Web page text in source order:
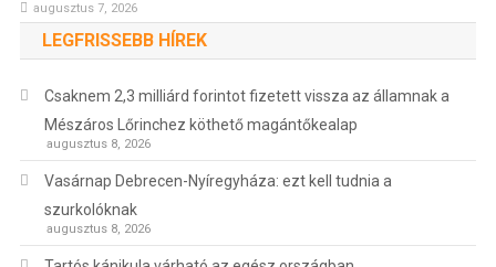
augusztus 7, 2026
LEGFRISSEBB HÍREK
Csaknem 2,3 milliárd forintot fizetett vissza az államnak a
Mészáros Lőrinchez köthető magántőkealap
augusztus 8, 2026
Vasárnap Debrecen-Nyíregyháza: ezt kell tudnia a
szurkolóknak
augusztus 8, 2026